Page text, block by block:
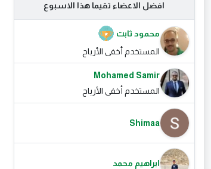
افضل الاعضاء تقيما هذا الاسبوع
محمود ثابت
المستخدم أخفى الأرباح
Mohamed Samir
المستخدم أخفى الأرباح
Shimaa
ابراهيم محمد